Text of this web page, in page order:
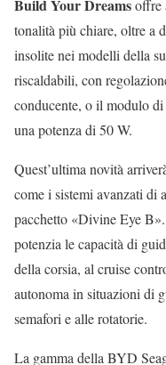
Build Your Dreamsoffre
tonalità più chiare, oltre a
insolite nei modelli della
riscaldabili, con
conducente, o il modulo
una potenza di 50 W.
Quest’ultima novità
come i sistemi avanzati di
pacchetto «Divine Eye
potenzia le capacità di
della corsia, al cruise
autonoma in situazioni di
semafori e alle rotatorie.
La gamma della BYD